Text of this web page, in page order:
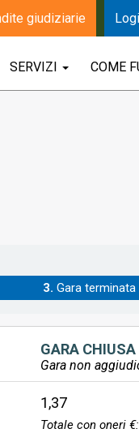
SERVIZI COME
Gara terminata
GARA CHIUSA
Gara non
1,37
Totale con oneri €:
giudiziarie